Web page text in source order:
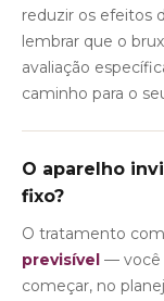
reduzir os efeitos
lembrar que o
avaliação
caminho para o
O aparelho
fixo?
O tratamento
previsível — você
começar, no